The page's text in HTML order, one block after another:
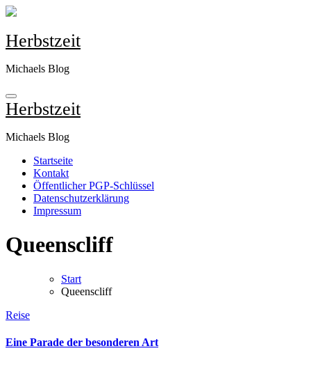
Zum
springen
Herbstzeit
Michaels Blog
Herbstzeit
Michaels Blog
Startseite
Kontakt
Öffentlicher PGP-Schlüssel
Datenschutzerklärung
Impressum
Queenscliff
Start
Queenscliff
Reise
Eine Parade der besonderen Art